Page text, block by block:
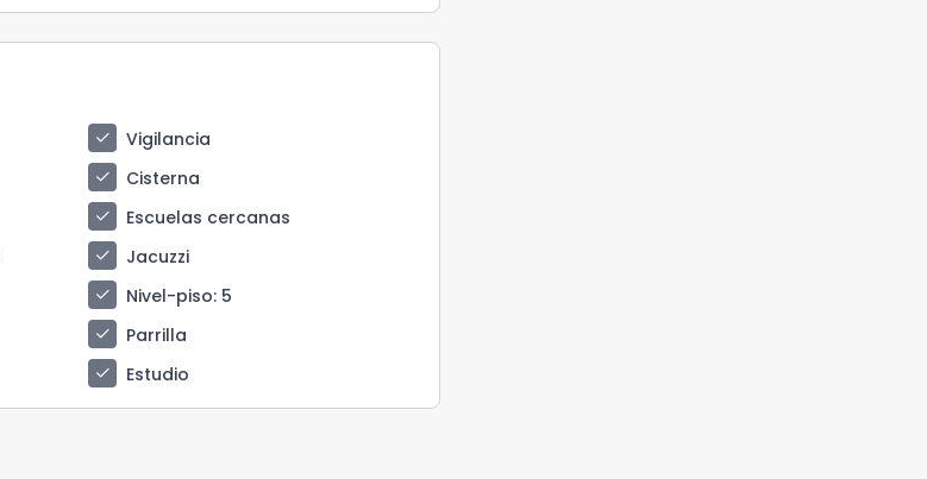
check
Vigilancia
check
Cisterna
check
Escuelas cercanas
check
Jacuzzi
check Nivel-piso: 5
check
Parrilla
check Estudio